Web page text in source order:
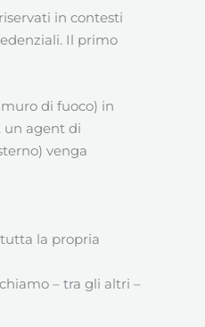
in contesti
Il primo
di fuoco) in
un agent di
venga
la propria
– tra gli altri –